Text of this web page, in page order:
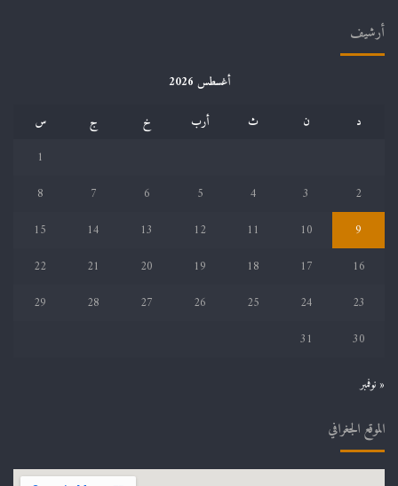
أرشيف
أغسطس 2026
د
ن ث أرب خ ج
س
1
2
3
4
5
6
7
8
9
10
11
12
13
14
15
16
17
18
19
20
21
22
23
24
25
26
27
28
29
30
31
« نوفمبر
الموقع الجغرافي